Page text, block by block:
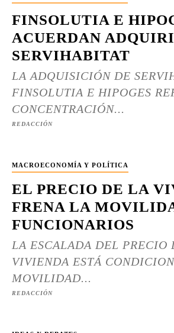
FINSOLUTIA E
ACUERDAN
SERVIHABITAT
LA ADQUISICIÓN DE
FINSOLUTIA E HIPOGES
CONCENTRACIÓN...
REDACCIÓN
MACROECONOMÍA Y POLÍTICA
EL PRECIO DE LA
FRENA LA
FUNCIONARIOS
LA ESCALADA DEL PRECIO
VIVIENDA ESTÁ
MOVILIDAD...
REDACCIÓN